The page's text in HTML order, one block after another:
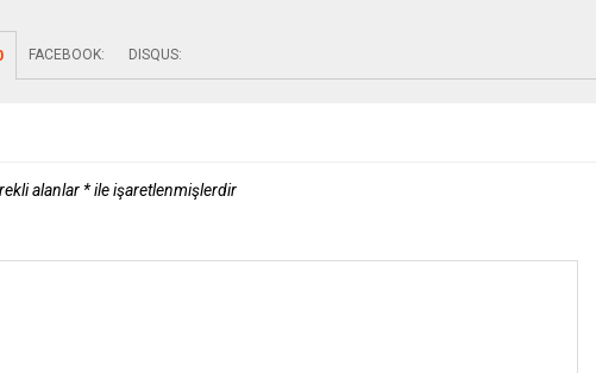
FACEBOOK: DISQUS:
alanlar *ile işaretlenmişlerdir